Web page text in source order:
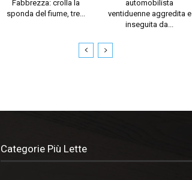
Fabbrezza: crolla la
sponda del fiume, tre...
automobilista
ventiduenne aggredita e
inseguita da...
Categorie Più Lette